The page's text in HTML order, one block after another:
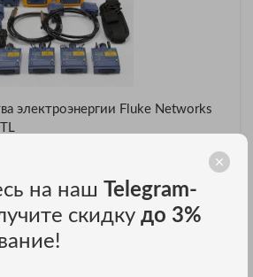
электроэнергии Fluke Networks
В ОДИН КЛИК
на наш Telegram-
скидку до 3%